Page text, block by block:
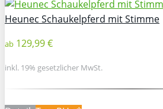
Heunec Schaukelpferd mit Stimme
ab 129,99 €
inkl. 19% gesetzlicher MwSt.